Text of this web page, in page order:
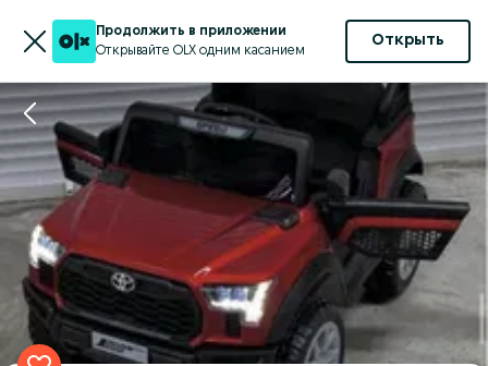
Продолжить в приложении
Открывайте OLX одним касанием
Открыть